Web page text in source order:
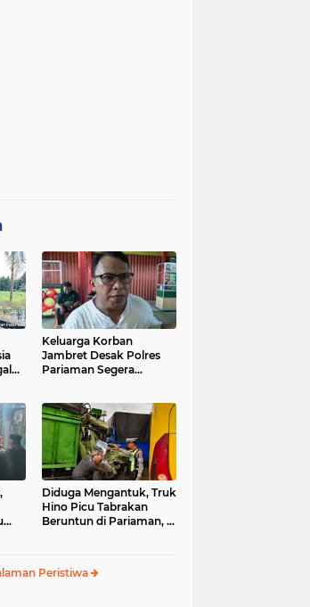
Keluarga Korban
Jambret Desak Polres
Pariaman Segera
Diduga Mengantuk, Truk
Hino Picu Tabrakan
Beruntun di Pariaman, 5
Peristiwa